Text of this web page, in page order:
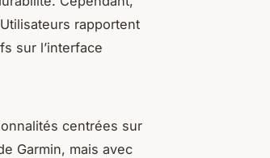
rapportent
sur l’interface
centrées sur
Garmin, mais avec